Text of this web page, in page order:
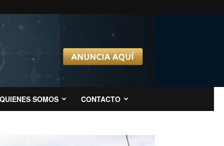
QUIENES SOMOS CONTACTO